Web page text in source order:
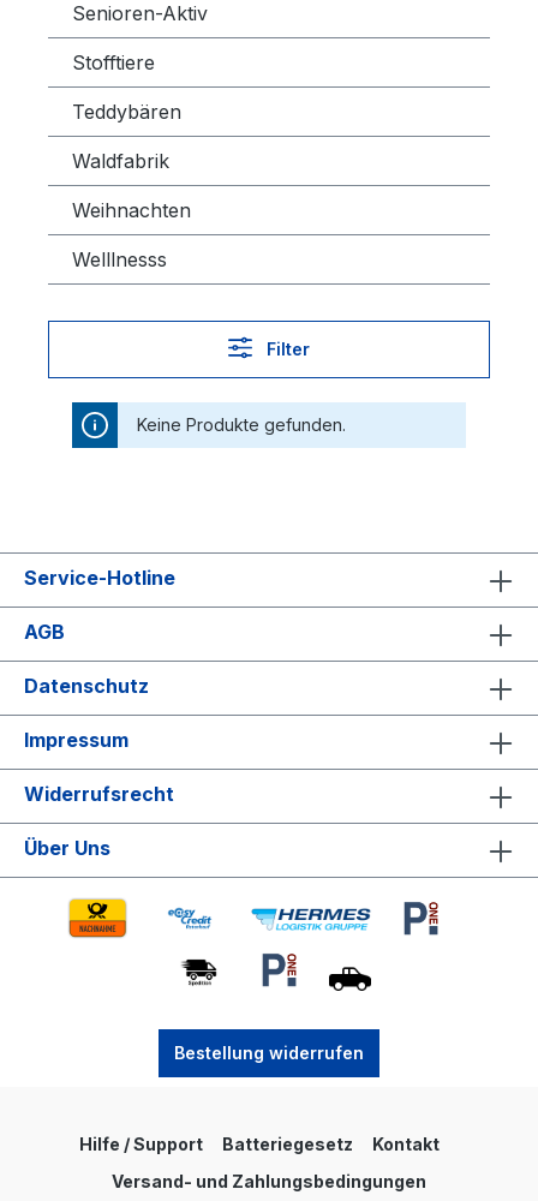
Senioren-Aktiv
Stofftiere
Teddybären
Waldfabrik
Weihnachten
Welllnesss
Filter
Keine Produkte gefunden.
Service-Hotline
AGB
Datenschutz
Impressum
Widerrufsrecht
Über Uns
Bestellung widerrufen
Hilfe / Support Batteriegesetz
Kontakt
Versand- und Zahlungsbedingungen